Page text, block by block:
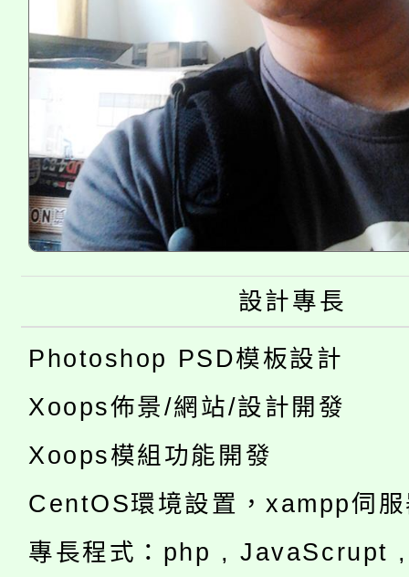
設計專長
Photoshop PSD模板設計
Xoops佈景/網站/設計開發
Xoops模組功能開發
CentOS環境設置，xampp伺
專長程式：php , JavaScrupt